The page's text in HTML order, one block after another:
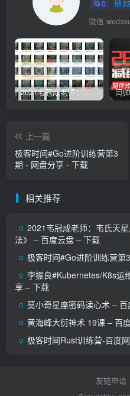
0
微信
2021韦冠成老师：韦氏天星风水《秘传二十四山吉凶占断要法》 – 百度云盘 – 下载
上一篇
极客时间#Go进阶训练营第3
期 - 网盘分享 - 下载
相关推荐
2021韦冠成老师：韦氏天
法》 – 百度云盘 – 下载
极客时间#Go进阶训练营第
李振良#Kubernetes/K8s运
享 – 下载
莫小奇星座密码读心术 –
黄海峰大衍神术 19课 – 百
极客时间Rust训练营-百度
友链申请